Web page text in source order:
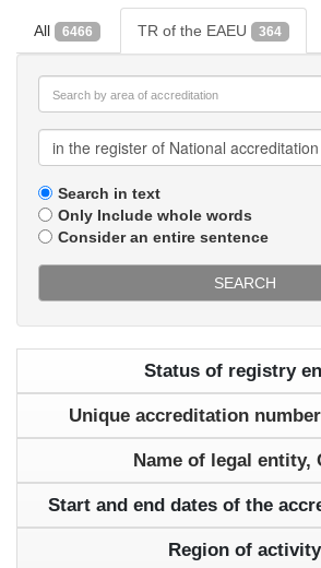
All 6466 TR of the EAEU 364
Search in text
Only Include whole words
Consider an entire sentence
SEARCH
Status of registry
Unique accreditation
Name of legal entity,
Start and end dates of the
Region of activity